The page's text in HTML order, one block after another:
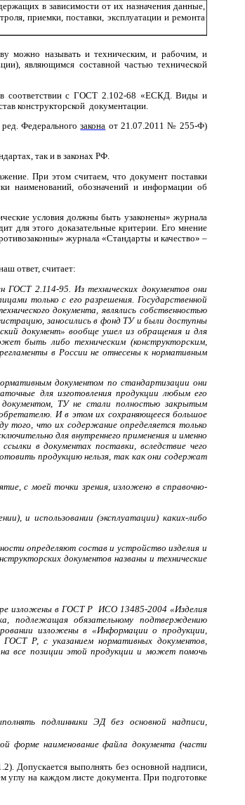
в зависимости от их назначения данные,
приемки, поставки, эксплуатации и ремонта
можно называть и техническим, и рабочим, и
являющимся составной частью технической
соответствии с ГОСТ 2.102-68 «ЕСКД. Виды и
конструкторской документации.
ред. Федеральногозакона от 21.07.2011 № 255-Ф)
так и в законах РФ.
При этом считаем, что документ поставки
наименований, обозначений и информации об
условия должны быть узаконены» журнала
для этого доказательные критерии. Его мнение
журнала «Стандарты и качество» –
ответ, считает:
ГОСТ 2.114-95. Из технических документов они
только с его разрешения. Государственной
документа, являлись собственностью
заносились в фонд ТУ и были доступны
документ» вообще ушел из обращения и для
быть либо техническим (конструкторским,
в России не отнесены к нормативным
документом по стандартизации они
для изготовления продукции любым его
ТУ не стали полностью закрытым
И в этом их сохраняющееся большое
того, что их содержание определяется только
для внутреннего применения и именно
в документах поставки, вследствие чего
продукцию нельзя, так как они содержат
с моей точки зрения, изложено в справочно-
и использовании (эксплуатации) каких-либо
определяют состав и устройство изделия и
документов названы и технические
изложены в ГОСТ Р ИСО 13485-2004 «Изделия
подлежащая обязательному подтверждению
изложены в «Информации о продукции,
Р, с указанием нормативных документов,
все позиции этой продукции и может помочь
подлинники ЭД без основной надписи,
форме наименование файла документа (части
Допускается выполнять без основной надписи,
на каждом листе документа. При подготовке